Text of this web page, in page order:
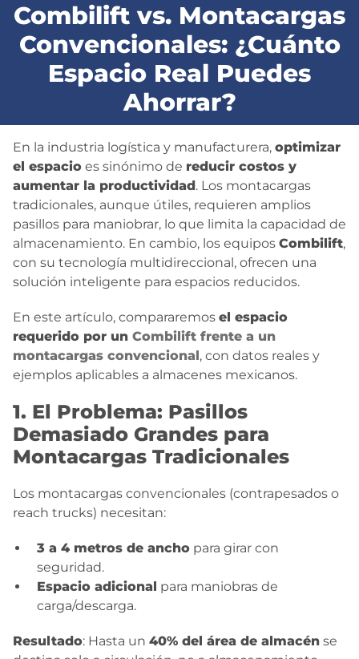
CONTACTO
Combilift vs. Montacargas
Convencionales: ¿Cuánto
Espacio Real Puedes
Ahorrar?
En la industria logística y manufacturera, optimizar
el espacio es sinónimo de reducir costos y
aumentar la productividad. Los montacargas
tradicionales, aunque útiles, requieren amplios
pasillos para maniobrar, lo que limita la capacidad de
almacenamiento. En cambio, los equipos Combilift,
con su tecnología multidireccional, ofrecen una
solución inteligente para espacios reducidos.
En este artículo, compararemos el espacio
requerido por un Combilift frente a un
montacargas convencional, con datos reales y
ejemplos aplicables a almacenes mexicanos.
1. El Problema: Pasillos
Demasiado Grandes para
Montacargas Tradicionales
Los montacargas convencionales (contrapesados o
reach trucks) necesitan:
3 a 4 metros de ancho para girar con
seguridad.
Espacio adicional para maniobras de
carga/descarga.
Resultado: Hasta un 40% del área de almacén se